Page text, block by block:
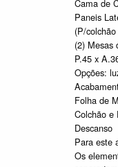
Cama de
Paneis
(P/
(2) Mesas
P.45 x
Opções:
Folha de
Colchão e
Descanso
Para este
Os